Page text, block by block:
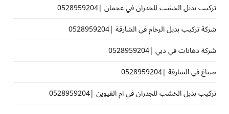
تركيب بديل الخشب للجدران في عجمان |0528959204
شركة تركيب بديل الرخام في الشارقة |0528959204
شركة دهانات في دبي |0528959204
صباغ في الشارقة |0528959204
تركيب بديل الخشب للجدران في ام القيوين |0528959204